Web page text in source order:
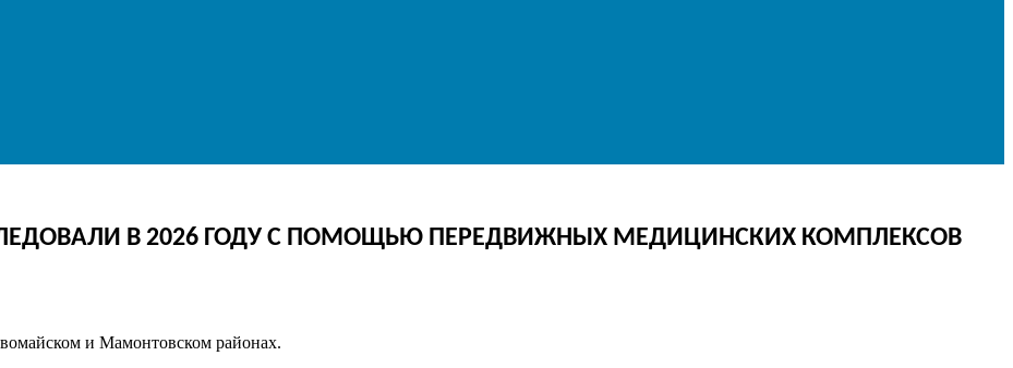
В 2026 ГОДУ С ПОМОЩЬЮ ПЕРЕДВИЖНЫХ МЕДИЦИНСКИХ КОМПЛЕКСОВ
и Мамонтовском районах.